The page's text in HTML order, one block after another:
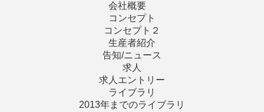
会社概要
コンセプト
コンセプト２
生産者紹介
告知/ニュース
求人
求人エントリー
ライブラリ
2013年までのライブラリ